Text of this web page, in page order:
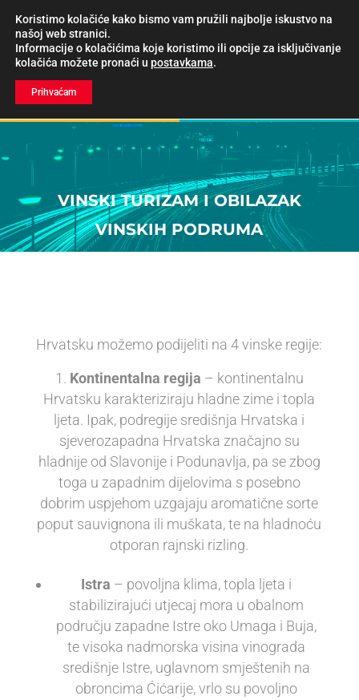
VINSKI TURIZAM I OBILAZAK
VINSKIH PODRUMA
Hrvatsku možemo podijeliti na 4 vinske regije:
Kontinentalna regija – kontinentalnu
Hrvatsku karakteriziraju hladne zime i topla
ljeta. Ipak, podregije središnja Hrvatska i
sjeverozapadna Hrvatska značajno su
hladnije od Slavonije i Podunavlja, pa se zbog
toga u zapadnim dijelovima s posebno
dobrim uspjehom uzgajaju aromatične sorte
poput sauvignona ili muškata, te na hladnoću
otporan rajnski rizling.
Istra – povoljna klima, topla ljeta i
stabilizirajući utjecaj mora u obalnom
području zapadne Istre oko Umaga i Buja,
te visoka nadmorska visina vinograda
središnje Istre, uglavnom smještenih na
obroncima Ćićarije, vrlo su povoljno
Koristimo kolačiće kako bismo vam pružili najbolje iskustvo na
našoj web stranici.
Informacije o kolačićima koje koristimo ili opcije za isključivanje
kolačića možete pronaći u postavkama.
Prihvaćam